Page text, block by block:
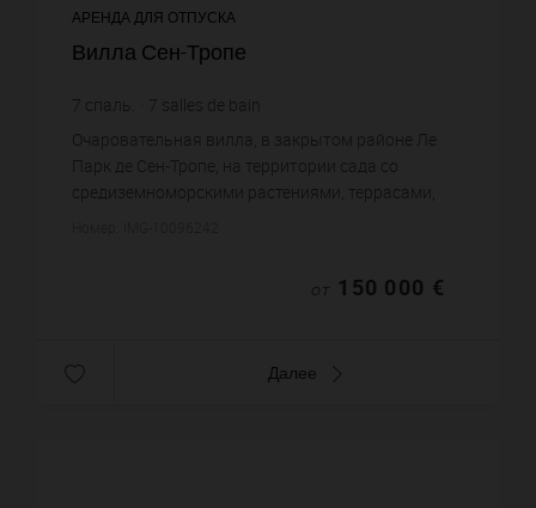
АРЕНДА ДЛЯ ОТПУСКА
Вилла Сен-Тропе
7 спаль. 7 salles de bain
Очаровательная вилла, в закрытом районе Ле
Парк де Сен-Тропе, на территории сада со
средиземноморскими растениями, террасами,
ОТ 150 000 €
Далее